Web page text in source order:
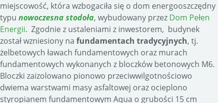
miejscowość, która wzbogaciła się o dom energooszczędny
typu nowoczesna stodoła, wybudowany przez Dom Pełen
Energii. Zgodnie z ustaleniami z inwestorem, budynek
został wzniesiony na fundamentach tradycyjnych, tj.
żelbetowych ławach fundamentowych oraz murach
fundamentowych wykonanych z bloczków betonowych M6.
Bloczki zaizolowano pionowo przeciwwilgotnościowo
dwiema warstwami masy asfaltowej oraz ocieplono
styropianem fundamentowym Aqua o grubości 15 cm